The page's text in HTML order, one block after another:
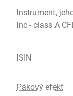
Instrument,
Inc - class A
ISIN
Pákový efekt